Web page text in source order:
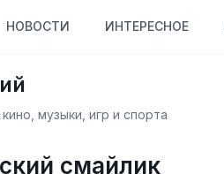
НОВОСТИ ИНТЕРЕСНОЕ
музыки, игр и спорта
смайлик